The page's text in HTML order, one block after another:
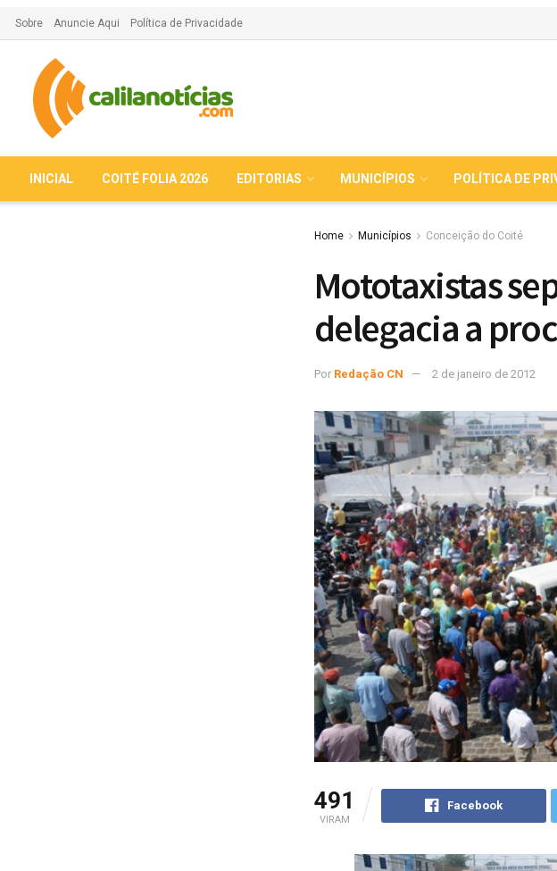
Sobre Anuncie Aqui Política de Privacidade
INICIAL COITÉ FOLIA 2026 EDITORIAS MUNICÍPIOS POLÍTICA DE
Home Municípios Conceição do Coité
Mototaxistas
delegacia a
Por Redação CN 2 de janeiro de 2012
491
VIRAM
Facebook